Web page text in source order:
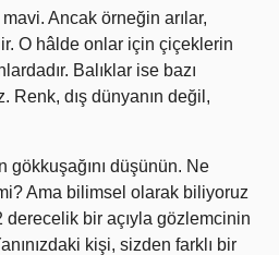
Ancak örneğin arılar,
O hâlde onlar için çiçeklerin
Balıklar ise bazı
Renk, dış dünyanın değil,
gökkuşağını düşünün. Ne
Ama bilimsel olarak biliyoruz
derecelik bir açıyla gözlemcinin
kişi, sizden farklı bir